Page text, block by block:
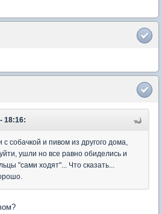
18:16:
собачкой и пивом из другого дома,
ушли но все равно обиделись и
"сами ходят"... Что сказать...